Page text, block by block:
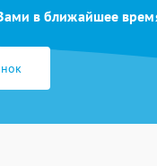
в ближайшее